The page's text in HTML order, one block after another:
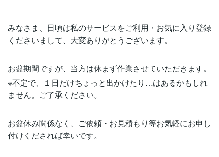
みなさま、日頃は私のサービスをご利用・お気に入り登録
くださいまして、大変ありがとうございます。
お盆期間ですが、当方は休まず作業させていただきます。
※不定で、１日だけちょっと出かけたり…はあるかもしれ
ません。ご了承ください。
お盆休み関係なく、ご依頼・お見積もり等お気軽にお申し
付けくだされば幸いです。